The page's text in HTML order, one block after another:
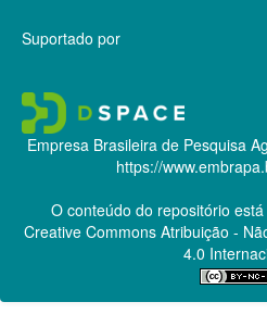
Suportado por
Empresa Brasileira de Pesquisa
https://
O conteúdo do repositório
Creative CommonsAtribuição -
4.0